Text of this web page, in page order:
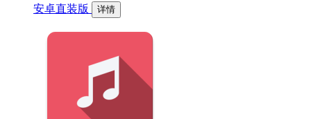
安卓直装版
详情